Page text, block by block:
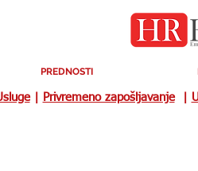
PREDNOSTI
| Privremeno zapošljavanje|